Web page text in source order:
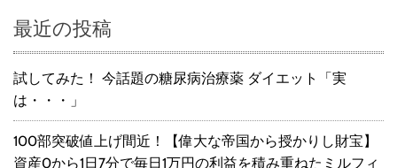
最近の投稿
試してみた！ 今話題の糖尿病治療薬 ダイエット「実
は・・・」
100部突破値上げ間近！【偉大な帝国から授かりし財宝】
資産0から1日7分で毎日1万円の利益を積み重ねたミルフィ